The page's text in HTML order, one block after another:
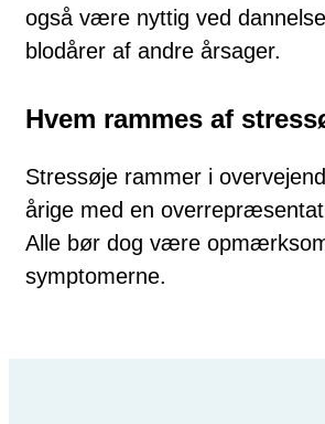
også være nyttig ved
blodårer af andre årsager.
Hvem rammes af
Stressøje rammer i
årige med en
Alle bør dog være
symptomerne.